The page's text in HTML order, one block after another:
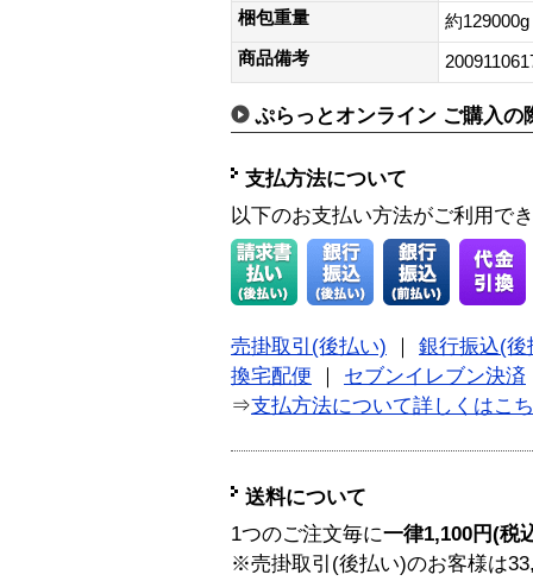
梱包重量
約129000g
商品備考
ぷらっとオンライン ご購入の
支払方法について
以下のお支払い方法がご利用で
売掛取引(後払い)
銀行振込(後
換宅配便
セブンイレブン決済
⇒支払方法について詳しくはこ
送料について
1つのご注文毎に一律1,100円(税
※売掛取引(後払い)のお客様は